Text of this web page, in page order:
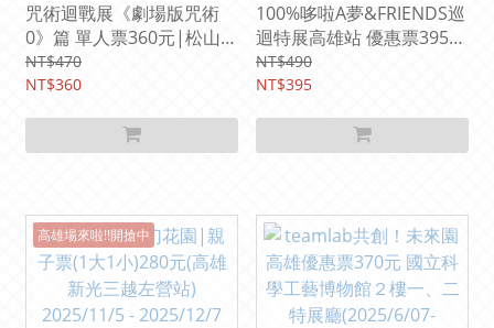
咒術迴戰展《劇場版咒術
0》篇 單人票360元|松山文
創園區 2樓多功能展演廳
2025/12/27(六)
NT$470
NT$360
100%哆啦A夢&FRIENDS巡
迴特展高雄站 優惠票395
元|國立科學工藝博物館 二
樓特展廳
NT$490
NT$395
高雄場來啦!!開搶中